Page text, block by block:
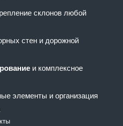
склонов любой
стен и дорожной
и комплексное
элементы и организация